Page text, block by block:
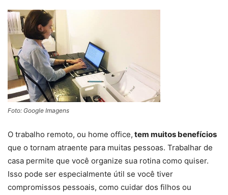
Foto: Google Imagens
O trabalho remoto, ou home office, tem muitos benefícios
que o tornam atraente para muitas pessoas. Trabalhar de
casa permite que você organize sua rotina como quiser.
Isso pode ser especialmente útil se você tiver
compromissos pessoais, como cuidar dos filhos ou